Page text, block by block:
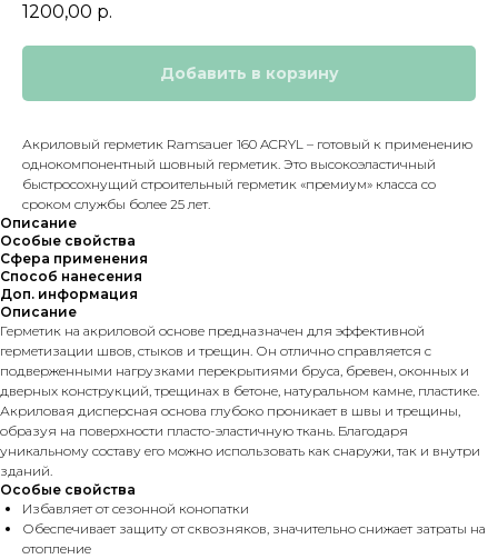
1200,00 р.
Добавить в корзину
Акриловый герметик Ramsauer 160 ACRYL – готовый к применению
однокомпонентный шовный герметик. Это высокоэластичный
быстросохнущий строительный герметик «премиум» класса со
сроком службы более 25 лет.
Описание
Особые свойства
Сфера применения
Способ нанесения
Доп. информация
Описание
Герметик на акриловой основе предназначен для эффективной
герметизации швов, стыков и трещин. Он отлично справляется с
подверженными нагрузками перекрытиями бруса, бревен, оконных и
дверных конструкций, трещинах в бетоне, натуральном камне, пластике.
Акриловая дисперсная основа глубоко проникает в швы и трещины,
образуя на поверхности пласто-эластичную ткань. Благодаря
уникальному составу его можно использовать как снаружи, так и внутри
зданий.
Особые свойства
Избавляет от сезонной конопатки
Обеспечивает защиту от сквозняков, значительно снижает затраты на
отопление